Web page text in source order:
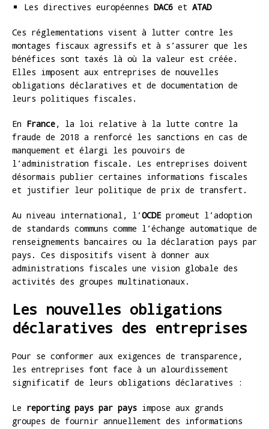
Les directives européennes DAC6 et ATAD
Ces réglementations visent à lutter contre les
montages fiscaux agressifs et à s’assurer que les
bénéfices sont taxés là où la valeur est créée.
Elles imposent aux entreprises de nouvelles
obligations déclaratives et de documentation de
leurs politiques fiscales.
En France, la loi relative à la lutte contre la
fraude de 2018 a renforcé les sanctions en cas de
manquement et élargi les pouvoirs de
l’administration fiscale. Les entreprises doivent
désormais publier certaines informations fiscales
et justifier leur politique de prix de transfert.
Au niveau international, l’OCDEpromeut l’adoption
de standards communs comme l’échange automatique de
renseignements bancaires ou la déclaration pays par
pays. Ces dispositifs visent à donner aux
administrations fiscales une vision globale des
activités des groupes multinationaux.
Les nouvelles obligations
déclaratives des entreprises
Pour se conformer aux exigences de transparence,
les entreprises font face à un alourdissement
significatif de leurs obligations déclaratives :
Le reporting pays par pays impose aux grands
groupes de fournir annuellement des informations